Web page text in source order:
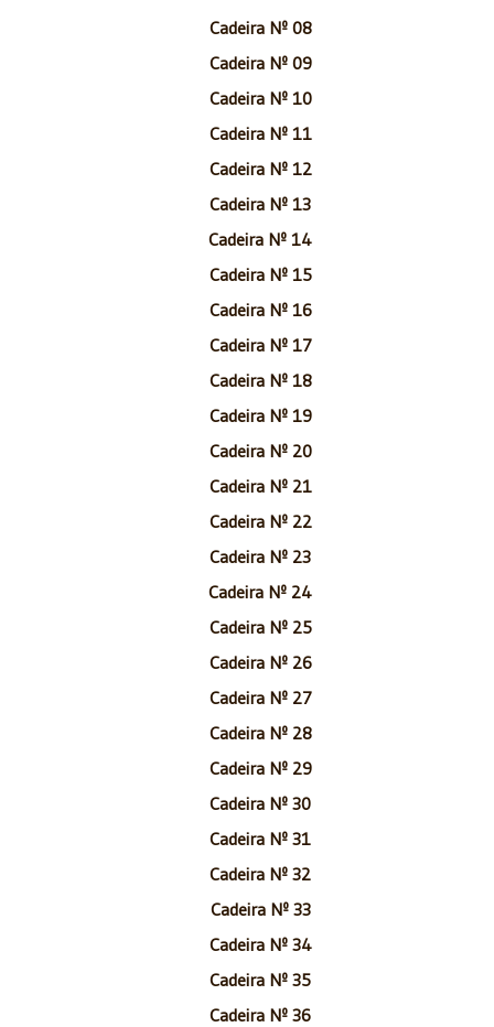
Cadeira Nº 08
Cadeira Nº 09
Cadeira Nº 10
Cadeira Nº 11
Cadeira Nº 12
Cadeira Nº 13
Cadeira Nº 14
Cadeira Nº 15
Cadeira Nº 16
Cadeira Nº 17
Cadeira Nº 18
Cadeira Nº 19
Cadeira Nº 20
Cadeira Nº 21
Cadeira Nº 22
Cadeira Nº 23
Cadeira Nº 24
Cadeira Nº 25
Cadeira Nº 26
Cadeira Nº 27
Cadeira Nº 28
Cadeira Nº 29
Cadeira Nº 30
Cadeira Nº 31
Cadeira Nº 32
Cadeira Nº 33
Cadeira Nº 34
Cadeira Nº 35
Cadeira Nº 36